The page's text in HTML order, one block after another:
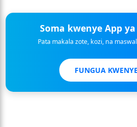
Soma kwenye App
Pata makala zote, kozi, na
FUNGUA